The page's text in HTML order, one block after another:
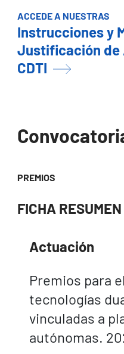
ACCEDE A NUESTRAS
Instrucciones y
Justificación de
CDTI
PREMIOS
FICHA
Actuación
Premios para
tecnologías
vinculadas a
autónomas.